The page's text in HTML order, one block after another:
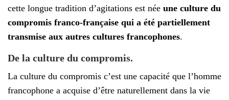
cette longue tradition d’agitations est née une culture du
compromis franco-française qui a été partiellement
transmise aux autres cultures francophones.
De la culture du compromis.
La culture du compromis c’est une capacité que l’homme
francophone a acquise d’être naturellement dans la vie